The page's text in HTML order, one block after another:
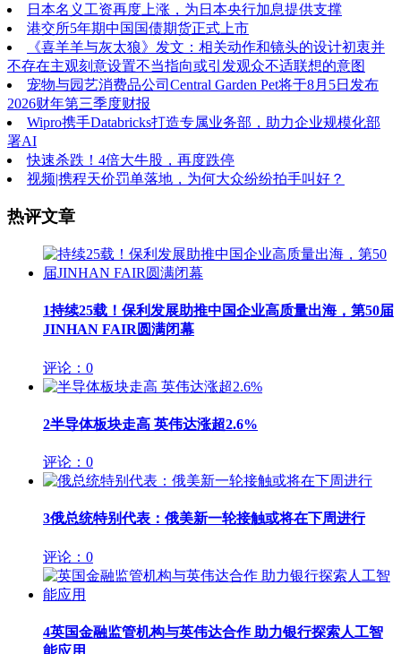
日本名义工资再度上涨，为日本央行加息提供支撑
港交所5年期中国国债期货正式上市
《喜羊羊与灰太狼》发文：相关动作和镜头的设计初衷并
不存在主观刻意设置不当指向或引发观众不适联想的意图
宠物与园艺消费品公司Central Garden Pet将于8月5日发布
2026财年第三季度财报
Wipro携手Databricks打造专属业务部，助力企业规模化部
署AI
快速杀跌！4倍大牛股，再度跌停
视频|携程天价罚单落地，为何大众纷纷拍手叫好？
热评文章
1持续25载！保利发展助推中国企业高质量出海，第50届
JINHAN FAIR圆满闭幕
评论：0
2半导体板块走高 英伟达涨超2.6%
评论：0
3俄总统特别代表：俄美新一轮接触或将在下周进行
评论：0
4英国金融监管机构与英伟达合作 助力银行探索人工智
能应用